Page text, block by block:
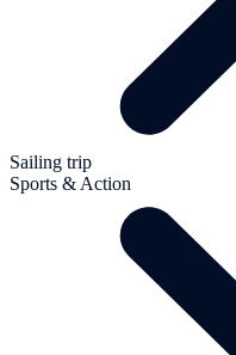
Sailing trip
Sports & Action